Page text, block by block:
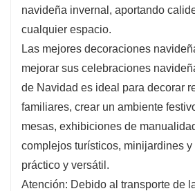
satisfecho, contáctenos.
navideña invernal, aportando
cualquier espacio.
Las mejores decoraciones
mejorar sus celebraciones
de Navidad es ideal para decorar
familiares, crear un ambiente
mesas, exhibiciones de
complejos turísticos, minijardines y
práctico y versátil.
Atención: Debido al transporte de